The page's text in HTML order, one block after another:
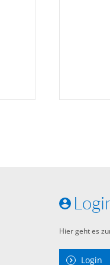
Hier geht es
Login